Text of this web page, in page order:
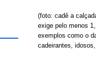
(foto: cadê a
exige pelo menos
exemplos como o
cadeirantes,